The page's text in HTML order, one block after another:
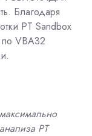
Благодаря
PT Sandbox
по VBA32
PT